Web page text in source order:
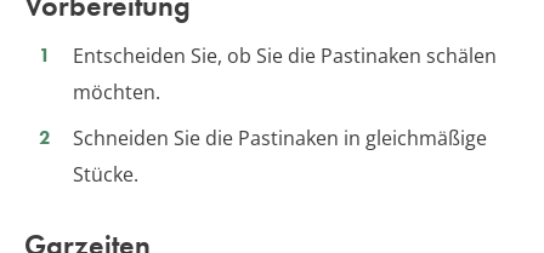
Entscheiden Sie, ob Sie die Pastinaken schälen
möchten.
Schneiden Sie die Pastinaken in gleichmäßige
Stücke.
Garzeiten